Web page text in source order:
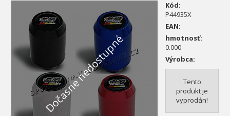
Dočasne nedostupné
Kód:
P44935X
EAN:
hmotnosť:
0.000
Výrobca:
Tento
produkt je
vyprodán!